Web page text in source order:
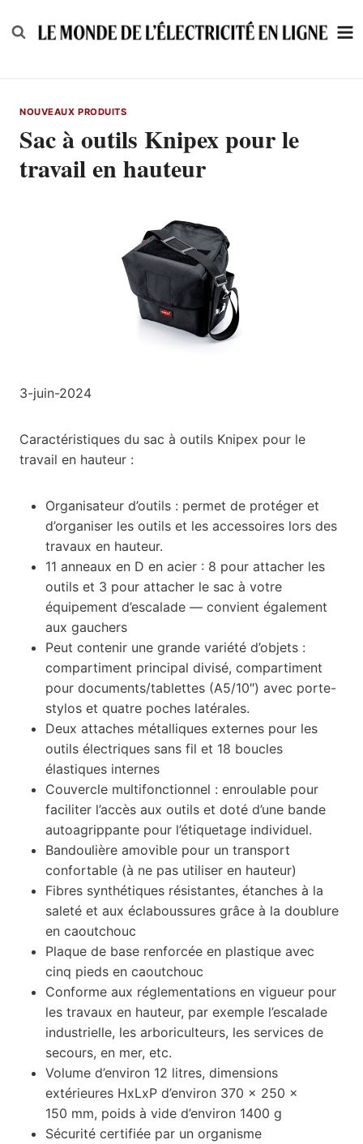
to
NOUVEAUX PRODUITS
Sac à outils Knipex pour le
travail en hauteur
3-juin-2024
Caractéristiques du sac à outils Knipex pour le
travail en hauteur :
Organisateur d’outils : permet de protéger et
d’organiser les outils et les accessoires lors des
travaux en hauteur.
11 anneaux en D en acier : 8 pour attacher les
outils et 3 pour attacher le sac à votre
équipement d’escalade — convient également
aux gauchers
Peut contenir une grande variété d’objets :
compartiment principal divisé, compartiment
pour documents/tablettes (A5/10″) avec porte-
stylos et quatre poches latérales.
Deux attaches métalliques externes pour les
outils électriques sans fil et 18 boucles
élastiques internes
Couvercle multifonctionnel : enroulable pour
faciliter l’accès aux outils et doté d’une bande
autoagrippante pour l’étiquetage individuel.
Bandoulière amovible pour un transport
confortable (à ne pas utiliser en hauteur)
Fibres synthétiques résistantes, étanches à la
saleté et aux éclaboussures grâce à la doublure
en caoutchouc
Plaque de base renforcée en plastique avec
cinq pieds en caoutchouc
Conforme aux réglementations en vigueur pour
les travaux en hauteur, par exemple l’escalade
industrielle, les arboriculteurs, les services de
secours, en mer, etc.
Volume d’environ 12 litres, dimensions
extérieures HxLxP d’environ 370 x 250 x
150 mm, poids à vide d’environ 1400 g
Sécurité certifiée par un organisme